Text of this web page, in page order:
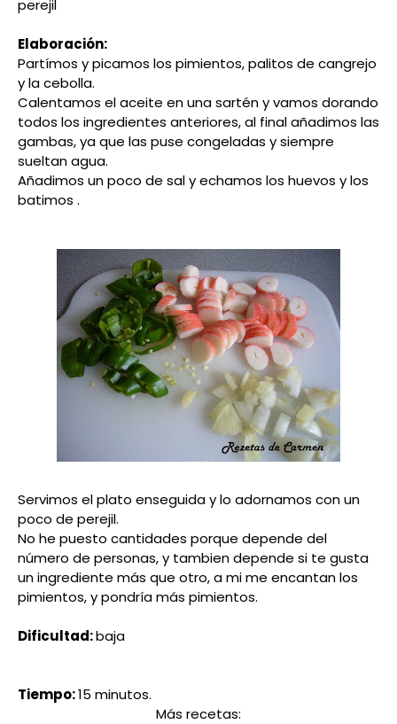
perejil
Elaboración:
Partímos y picamos los pimientos, palitos de cangrejo
y la cebolla.
Calentamos el aceite en una sartén y vamos dorando
todos los ingredientes anteriores, al final añadimos las
gambas, ya que las puse congeladas y siempre
sueltan agua.
Añadimos un poco de sal y echamos los huevos y los
batimos .
Servimos el plato enseguida y lo adornamos con un
poco de perejil.
No he puesto cantidades porque depende del
número de personas, y tambien depende si te gusta
un ingrediente más que otro, a mi me encantan los
pimientos, y pondría más pimientos.
Dificultad:baja
Tiempo:15 minutos.
Más recetas: